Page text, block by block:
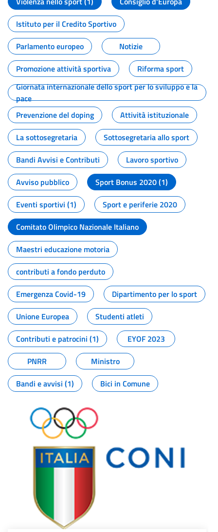
Istituto per il Credito Sportivo
Parlamento europeo
Notizie
Promozione attività sportiva
Riforma sport
Giornata internazionale dello sport per lo sviluppo e la
pace
Prevenzione del doping
Attività istituzionale
La sottosegretaria
Sottosegretaria allo sport
Bandi Avvisi e Contributi
Lavoro sportivo
Avviso pubblico
Sport Bonus 2020 (1)
Eventi sportivi (1)
Sport e periferie 2020
Comitato Olimpico Nazionale Italiano
Maestri educazione motoria
contributi a fondo perduto
Emergenza Covid-19
Dipartimento per lo sport
Unione Europea
Studenti atleti
Contributi e patrocini (1)
EYOF 2023
PNRR
Ministro
Bandi e avvisi (1)
Bici in Comune